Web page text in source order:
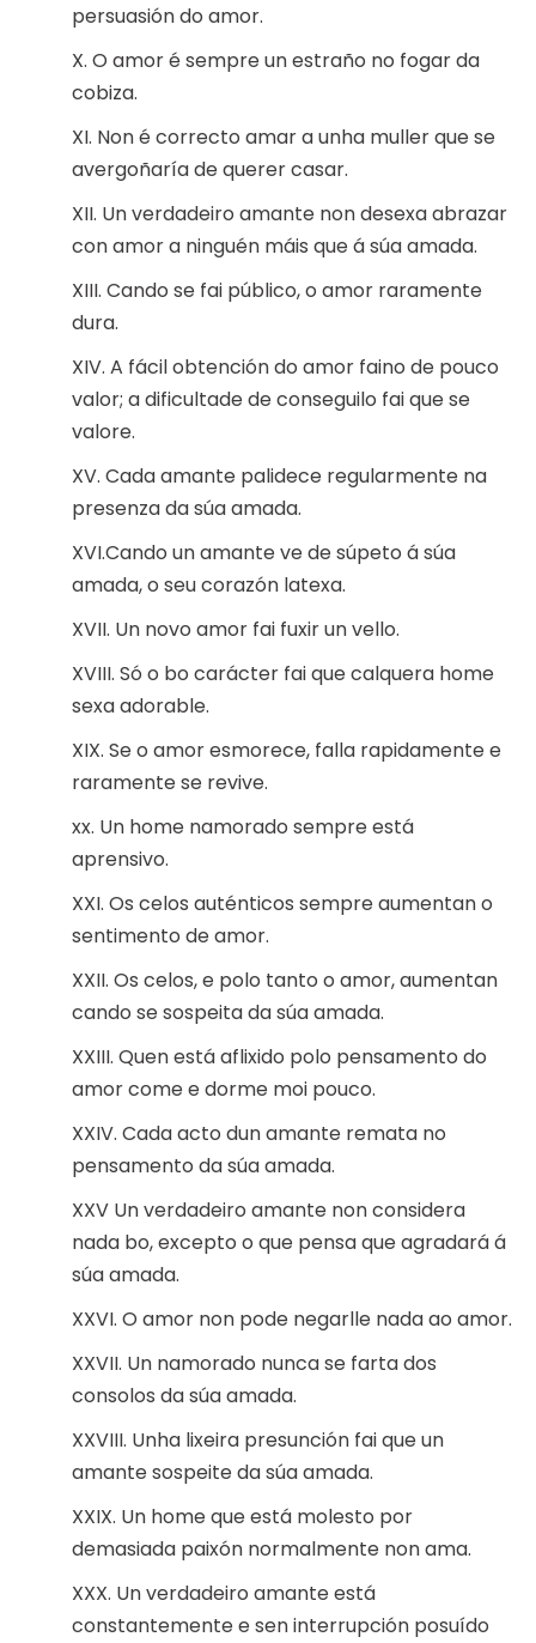
persuasión do amor.
X. O amor é sempre un estraño no fogar da
cobiza.
XI. Non é correcto amar a unha muller que se
avergoñaría de querer casar.
XII. Un verdadeiro amante non desexa abrazar
con amor a ninguén máis que á súa amada.
XIII. Cando se fai público, o amor raramente
dura.
XIV. A fácil obtención do amor faino de pouco
valor; a dificultade de conseguilo fai que se
valore.
XV. Cada amante palidece regularmente na
presenza da súa amada.
XVI.Cando un amante ve de súpeto á súa
amada, o seu corazón latexa.
XVII. Un novo amor fai fuxir un vello.
XVIII. Só o bo carácter fai que calquera home
sexa adorable.
XIX. Se o amor esmorece, falla rapidamente e
raramente se revive.
xx. Un home namorado sempre está
aprensivo.
XXI. Os celos auténticos sempre aumentan o
sentimento de amor.
XXII. Os celos, e polo tanto o amor, aumentan
cando se sospeita da súa amada.
XXIII. Quen está aflixido polo pensamento do
amor come e dorme moi pouco.
XXIV. Cada acto dun amante remata no
pensamento da súa amada.
XXV Un verdadeiro amante non considera
nada bo, excepto o que pensa que agradará á
súa amada.
XXVI. O amor non pode negarlle nada ao amor.
XXVII. Un namorado nunca se farta dos
consolos da súa amada.
XXVIII. Unha lixeira presunción fai que un
amante sospeite da súa amada.
XXIX. Un home que está molesto por
demasiada paixón normalmente non ama.
XXX. Un verdadeiro amante está
constantemente e sen interrupción posuído